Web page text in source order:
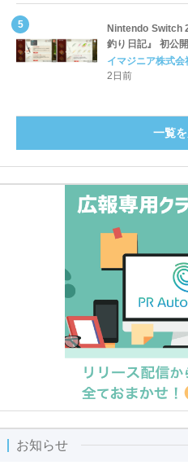
Nintendo Switch
釣り日記』 初公
公開！
イマジニア株式会
2日前
一覧
お知らせ